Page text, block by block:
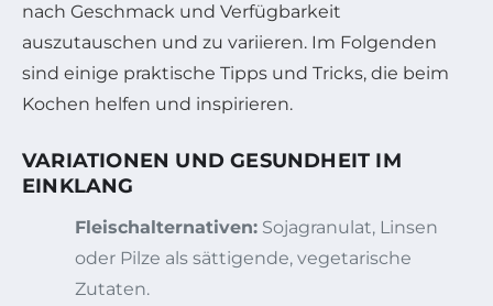
nach Geschmack und Verfügbarkeit
auszutauschen und zu variieren. Im Folgenden
sind einige praktische Tipps und Tricks, die beim
Kochen helfen und inspirieren.
VARIATIONEN UND GESUNDHEIT IM
EINKLANG
Fleischalternativen: Sojagranulat, Linsen
oder Pilze als sättigende, vegetarische
Zutaten.